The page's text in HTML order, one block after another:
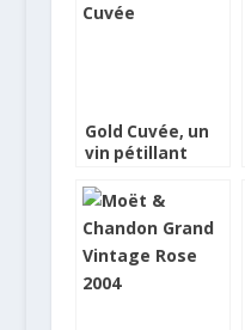
Gold Cuvée, un
vin pétillant
paillettes d’or !